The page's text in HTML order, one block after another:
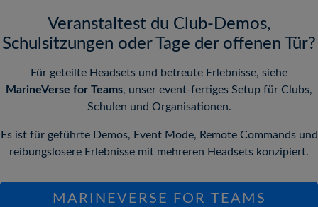
Veranstaltest du Club-Demos,
Schulsitzungen oder Tage der offenen Tür?
Für geteilte Headsets und betreute Erlebnisse, siehe
MarineVerse for Teams, unser event-fertiges Setup für Clubs,
Schulen und Organisationen.
Es ist für geführte Demos, Event Mode, Remote Commands und
reibungslosere Erlebnisse mit mehreren Headsets konzipiert.
MARINEVERSE FOR TEAMS